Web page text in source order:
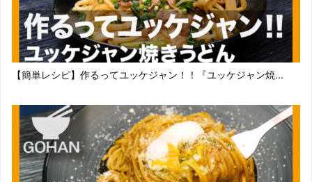
【簡単レシピ】作るってユッケジャン！！『ユッケジャン焼...